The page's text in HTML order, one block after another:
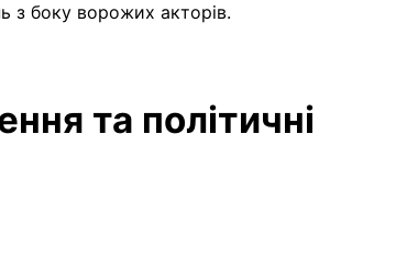
з боку ворожих акторів.
та політичні